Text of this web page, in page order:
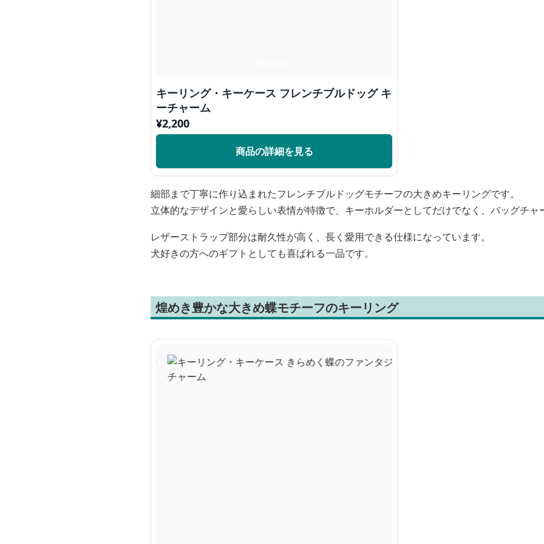
キーリング・キーケース フレンチブルドッグ キ
ーチャーム
¥2,200
商品の詳細を見る
細部まで丁寧に作り込まれたフレンチブルドッグモチーフの大きめキーリングです。
立体的なデザインと愛らしい表情が特徴で、キーホルダーとしてだけでなく、バッグチャ
レザーストラップ部分は耐久性が高く、長く愛用できる仕様になっています。
犬好きの方へのギフトとしても喜ばれる一品です。
煌めき豊かな大きめ蝶モチーフのキーリング